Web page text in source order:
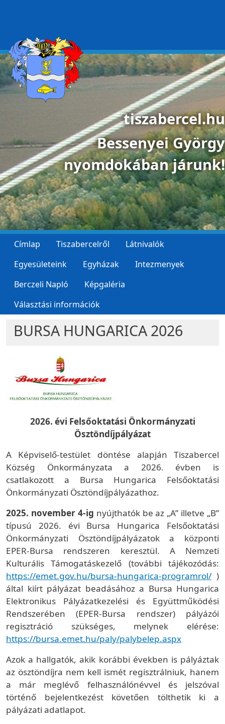
tiszabercel.hu
Bessenyei György
nyomdokában járunk!
Címlap Tiszabercelről
Látnivalók
Egyesületeink
Egyházak
Intezmenyek
Berczeli Napló
Képgaléria
Választási információk
BURSA HUNGARICA 2026
2026. évi Felsőoktatási Önkormányzati
Ösztöndíjpályázat
A Képviselő-testület döntése alapján Tiszabercel
Község Önkormányzata a 2026. évben is
csatlakozott a Bursa Hungarica Felsőoktatási
Önkormányzati Ösztöndíjpályázathoz.
2025. november 4-ig nyújthatók be az „A” illetve „B”
típusú 2026. évi Bursa Hungarica Felsőoktatási
Önkormányzati Ösztöndíjpályázatok a központi
EPER-Bursa rendszeren keresztül. A Nemzeti
Kulturális Támogatáskezelő (további tájékozódás:
https://emet.gov.hu/bursa-hungarica-programrol/ )
által kiírt pályázat beadásához a Bursa Hungarica
Elektronikus Pályázatkezelési és Együttműködési
Rendszerében (EPER-Bursa rendszer) pályázói
regisztráció szükséges, melynek elérése:
https://bursa.emet.hu/paly/palybelep.aspx
Azok a hallgatók, akik korábbi években is pályáztak
az ösztöndíjra nem kell ismét regisztrálniuk, hanem
a már meglévő felhasználónévvel és jelszóval
történő bejelentkezést követően tölthetik ki a
pályázati adatlapot.